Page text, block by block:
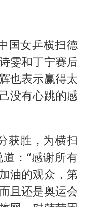
质量发展
几元成本的AI广告导致千万市值蒸发
赛宋蓬逝世
馆》口碑
袭击贯穿浙江
过夜被收150元
了吗
停课
国女乒横扫德
雯和丁宁赛后
也表示赢得太
没有心跳的感
获胜，为横扫
：“感谢所有
油的观众，第
且还是奥运会